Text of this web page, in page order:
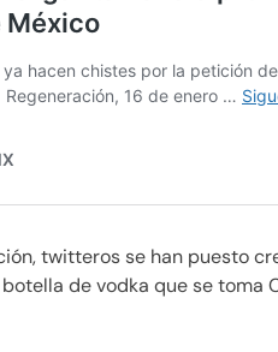
twitteros se han puesto
de vodka que se toma